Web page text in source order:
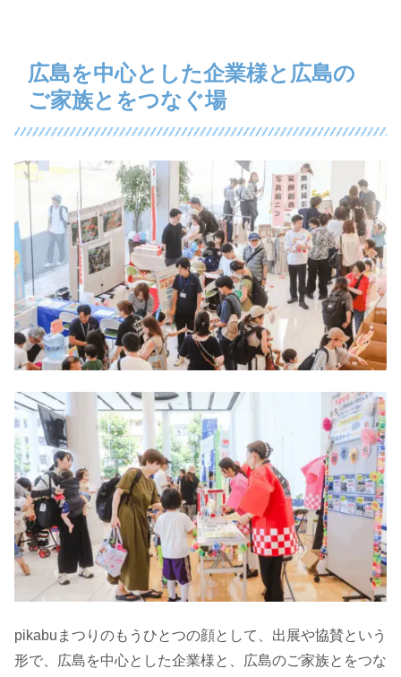
広島を中心とした企業様と広島の
ご家族とをつなぐ場
pikabuまつりのもうひとつの顔として、出展や協賛という
形で、広島を中心とした企業様と、広島のご家族とをつな